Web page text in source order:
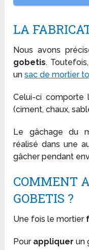
LA
Nous avons
gobetis.
unsac de mortier
Celui-ci comporte
(ciment, chaux,
Le gâchage du
réalisé dans une
gâcher pendant
COMMENT
GOBETIS ?
Une fois le mortier
Pour appliquerun